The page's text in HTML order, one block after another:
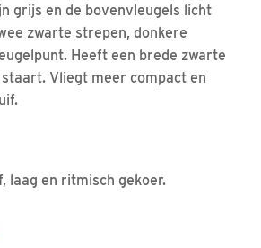
grijs en de bovenvleugels licht
zwarte strepen, donkere
Heeft een brede zwarte
Vliegt meer compact en
laag en ritmisch gekoer.